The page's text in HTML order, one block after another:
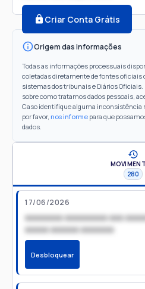
Criar Conta Grátis
Origem das informações
Todas as informações processuais
coletadas diretamente de fontes oficiais
sistemas dos tribunais e Diários
sobre como tratamos dados pessoais,
Caso identifique alguma inconsistência
por favor, nos informe para que
dados.
280
17/06/2026
xxxxxxxx xxxxxxxxx xxx
xxxxx xxxxxx xxxxxxx
Desbloquear